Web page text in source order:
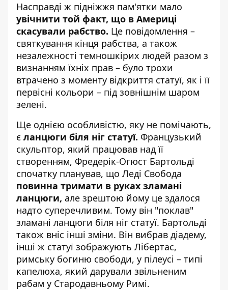
Насправді ж підніжжя пам'ятки мало
увічнити той факт, що в Америці
скасували рабство. Це повідомлення –
святкування кінця рабства, а також
незалежності темношкірих людей разом з
визнанням їхніх прав – було трохи
втрачено з моменту відкриття статуї, як і її
первісні кольори – під зовнішнім шаром
зелені.
Ще однією особливістю, яку не помічають,
є ланцюги біля ніг статуї. Французький
скульптор, який працював над її
створенням, Фредерік-Огюст Бартольді
спочатку планував, що Леді Свобода
повинна тримати в руках зламані
ланцюги, але зрештою йому це здалося
надто суперечливим. Тому він "поклав"
зламані ланцюги біля ніг статуї. Бартольді
також вніс інші зміни. Він вибрав діадему,
інші ж статуї зображують Лібертас,
римську богиню свободи, у пілеусі – типі
капелюха, який дарували звільненим
рабам у Стародавньому Римі.